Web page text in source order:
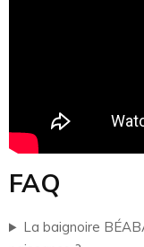
FAQ
La baignoire